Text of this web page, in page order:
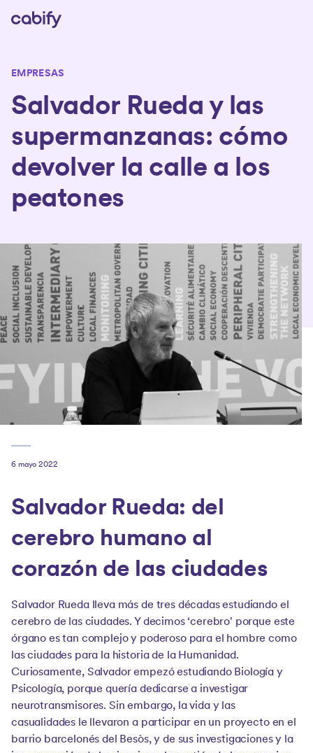
EMPRESAS
Salvador Rueda y las
supermanzanas: cómo
devolver la calle a los
peatones
6 mayo 2022
Salvador Rueda: del
cerebro humano al
corazón de las ciudades
Salvador Rueda lleva más de tres décadas estudiando el
cerebro de las ciudades. Y decimos ‘cerebro' porque este
órgano es tan complejo y poderoso para el hombre como
las ciudades para la historia de la Humanidad.
Curiosamente, Salvador empezó estudiando Biología y
Psicología, porque quería dedicarse a investigar
neurotransmisores. Sin embargo, la vida y las
casualidades le llevaron a participar en un proyecto en el
barrio barcelonés del Besòs, y de sus investigaciones y la